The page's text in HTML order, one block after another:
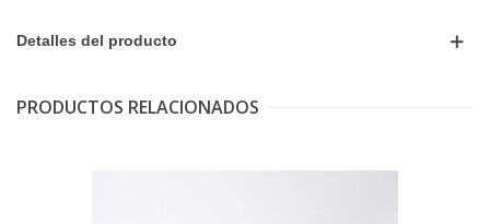
Detalles del producto
PRODUCTOS RELACIONADOS